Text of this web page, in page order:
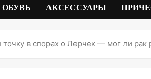
ОБУВЬ АКСЕССУАРЫ
точку в спорах о Лерчек — мог ли рак